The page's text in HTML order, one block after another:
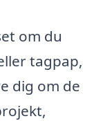
om du
tagpap,
dig om de